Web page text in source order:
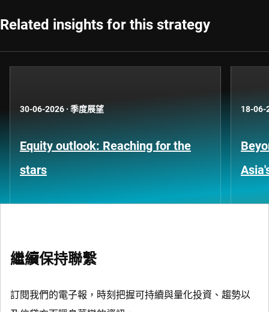
Related insights for this strategy
30-06-2026 · 季度展望
Equity outlook: Reaching for the
stars
18-06-
繼續保持聯繫
訂閱我們的電子報，時刻把握可持續與量化投資、趨勢以